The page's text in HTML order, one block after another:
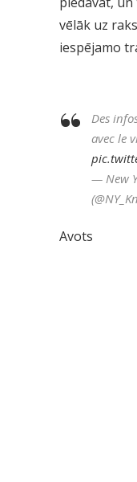
vēlāk uz
iespējamo
Des
avec le
— New
Avots